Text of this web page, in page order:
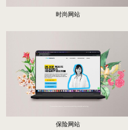
时尚网站
保险网站